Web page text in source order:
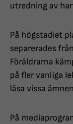
utredning av
På högstadiet
separerades
Föräldrarna
på fler vanliga
läsa vissa
På